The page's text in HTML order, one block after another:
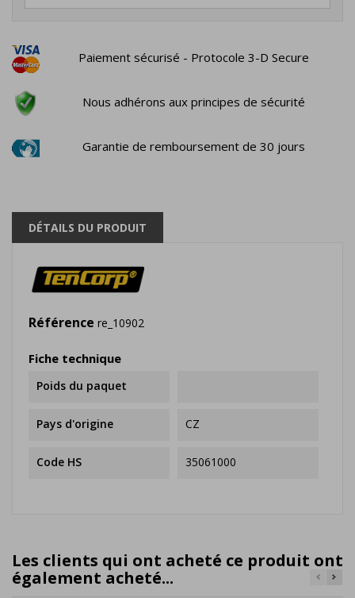
Paiement sécurisé - Protocole 3-D Secure
Nous adhérons aux principes de sécurité
Garantie de remboursement de 30 jours
DÉTAILS DU PRODUIT
Référence re_10902
Fiche technique
Poids du paquet
Pays d'origine CZ
Code HS 35061000
Les clients qui ont acheté ce produit ont
également acheté...